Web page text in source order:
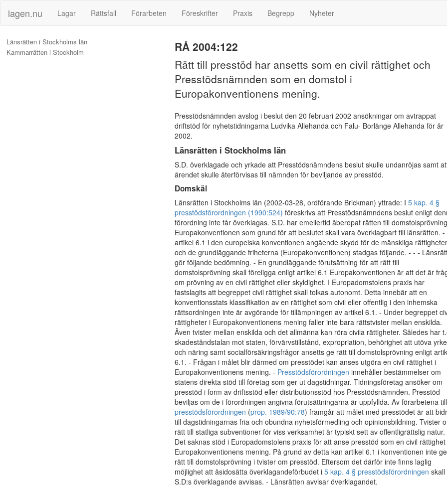
lagen.nu Lagar Rättsfall Förarbeten Föreskrifter Praxis Begrepp Nyheter
Länsrätten i Stockholms län
Kammarrätten i Stockholm
RÅ 2004:122
Rätt till presstöd har ansetts som en civil rättighet och
Presstödsnämnden som en domstol i
Europakonventionens mening.
Presstödsnämnden avslog i beslut den 20 februari 2002 ansökningar om avtrappat
driftstöd för nyhetstidningarna Ludvika Allehanda och Falu- Borlänge Allehanda för år
2002.
Länsrätten i Stockholms län
S.D. överklagade och yrkade att Presstödsnämndens beslut skulle undanröjas samt
ärendet skulle återförvisas till nämnden för beviljande av presstöd.
Domskäl
Länsrätten i Stockholms län (2002-03-28, ordförande Brickman) yttrade: I 5 kap. 4 §
presstödsförordningen (1990:524) föreskrivs att Presstödsnämndens beslut enligt
förordning inte får överklagas. S.D. har emellertid åberopat rätten till
Europakonventionen som grund för att beslutet skall vara överklagbart till länsrätten. -
artikel 6.1 i den europeiska konventionen angående skydd för de mänskliga
och de grundläggande friheterna (Europakonventionen) stadgas följande. - - -
gör följande bedömning. - En grundläggande förutsättning för att rätt till
domstolsprövning skall föreligga enligt artikel 6.1 Europakonventionen är att det är
om prövning av en civil rättighet eller skyldighet. I Europadomstolens praxis har
fastslagits att begreppet civil rättighet skall tolkas autonomt. Detta innebär att en
konventionsstats klassifikation av en rättighet som civil eller offentlig i den inhemska
rättsordningen inte är avgörande för tillämpningen av artikel 6.1. - Under begreppet
rättigheter i Europakonventionens mening faller inte bara rättstvister mellan enskilda.
Även tvister mellan enskilda och det allmänna kan röra civila rättigheter. Således har
skadeståndstalan mot staten, förvärvstillstånd, expropriation, behörighet att utöva yrke
och näring samt socialförsäkringsfrågor ansetts ge rätt till domstolsprövning enligt
6.1. - Frågan i målet blir därmed om presstödet kan anses utgöra en civil rättighet i
Europakonventionens mening. - Presstödsförordningen innehåller bestämmelser om
statens direkta stöd till företag som ger ut dagstidningar. Tidningsföretag ansöker om
presstöd i form av driftsstöd eller distributionsstöd hos Presstödsnämnden. Presstöd
beviljas om de i förordningen angivna förutsättningarna är uppfyllda. Av förarbetena till
presstödsförordningen (prop. 1989/90:78) framgår att målet med presstödet är att
till dagstidningarnas fria och obundna nyhetsförmedling och opinionsbildning. Tvister
rätt till statliga subventioner för viss verksamhet är typiskt sett av offentligrättslig natur.
Det saknas stöd i Europadomstolens praxis för att anse presstöd som en civil
Europakonventionens mening. På grund av detta kan artikel 6.1 i konventionen inte ge
rätt till domstolsprövning i tvister om presstöd. Eftersom det därför inte finns laglig
möjlighet att åsidosätta överklagandeförbudet i 5 kap. 4 § presstödsförordningen skall
S.D:s överklagande avvisas. - Länsrätten avvisar överklagandet.